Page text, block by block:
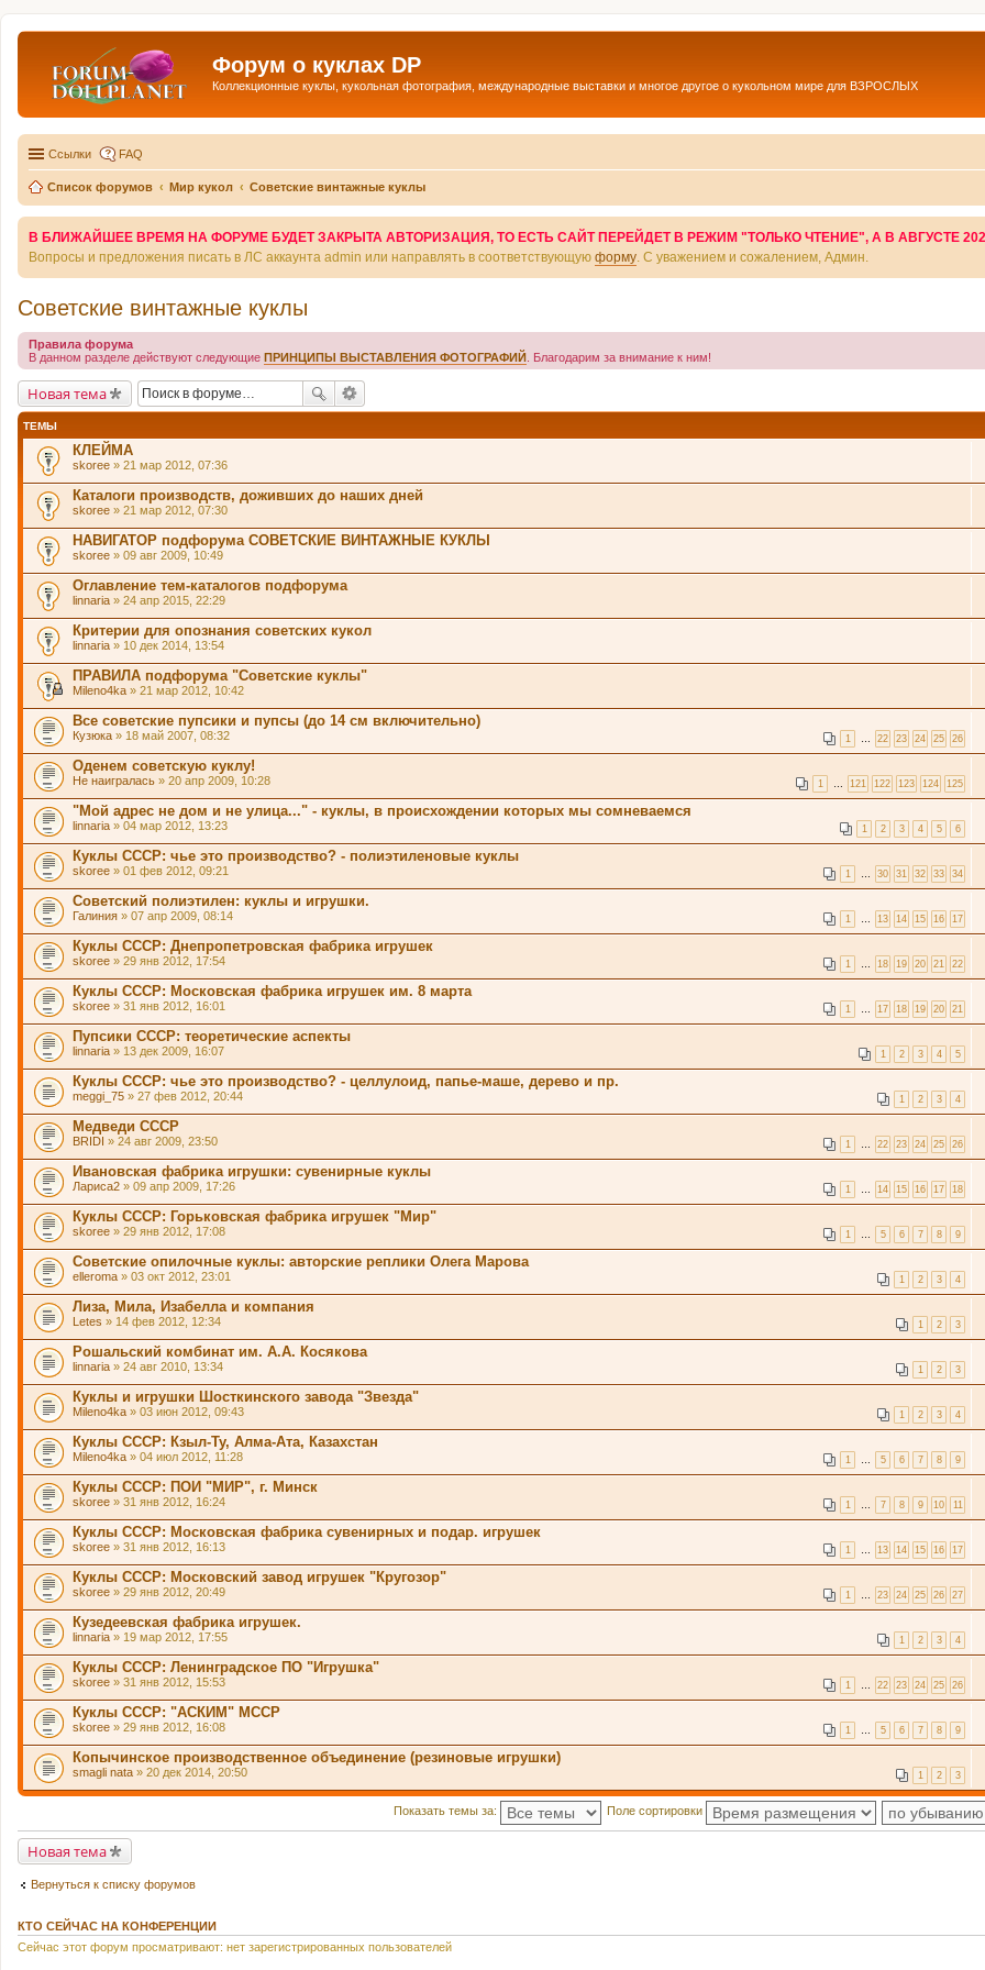
Форум о куклах DP
Коллекционные куклы, кукольная фотография, международные выставки и многое другое о кукольном мире для ВЗРОСЛЫХ
Ссылки FAQ
Список форумов Мир кукол Советские винтажные куклы
В БЛИЖАЙШЕЕ ВРЕМЯ НА ФОРУМЕ БУДЕТ ЗАКРЫТА АВТОРИЗАЦИЯ, ТО ЕСТЬ САЙТ ПЕРЕЙДЕТ В РЕЖИМ "ТОЛЬКО ЧТЕНИЕ", А В АВГУСТЕ
Вопросы и предложения писать в ЛС аккаунта admin или направлять в соответствующую форму . С уважением и сожалением, Админ.
Советские винтажные куклы
Правила форума
В данном разделе действуют следующие ПРИНЦИПЫ ВЫСТАВЛЕНИЯ ФОТОГРАФИЙ . Благодарим за внимание к ним!
Новая тема
ТЕМЫ
КЛЕЙМА
skoree » 21 мар 2012, 07:36
Каталоги производств, доживших до наших дней
skoree » 21 мар 2012, 07:30
НАВИГАТОР подфорума СОВЕТСКИЕ ВИНТАЖНЫЕ КУКЛЫ
skoree » 09 авг 2009, 10:49
Оглавление тем-каталогов подфорума
linnaria » 24 апр 2015, 22:29
Критерии для опознания советских кукол
linnaria » 10 дек 2014, 13:54
ПРАВИЛА подфорума "Советские куклы"
Mileno4ka » 21 мар 2012, 10:42
Все советские пупсики и пупсы (до 14 см включительно)
1 22 23 24 25 26
Кузюка » 18 май 2007, 08:32
Оденем советскую куклу!
1 121 122 123 124 125
Не наигралась » 20 апр 2009, 10:28
"Мой адрес не дом и не улица..." - куклы, в происхождении которых мы сомневаемся
1 2 3 4 5 6
linnaria » 04 мар 2012, 13:23
Куклы СССР: чье это производство? - полиэтиленовые куклы
1 30 31 32 33 34
skoree » 01 фев 2012, 09:21
Советский полиэтилен: куклы и игрушки.
1 13 14 15 16 17
Галиния » 07 апр 2009, 08:14
Куклы СССР: Днепропетровская фабрика игрушек
1 18 19 20 21 22
skoree » 29 янв 2012, 17:54
Куклы СССР: Московская фабрика игрушек им. 8 марта
1 17 18 19 20 21
skoree » 31 янв 2012, 16:01
Пупсики СССР: теоретические аспекты
1 2 3 4 5
linnaria » 13 дек 2009, 16:07
Куклы СССР: чье это производство? - целлулоид, папье-маше, дерево и пр.
1 2 3 4
meggi_75 » 27 фев 2012, 20:44
Медведи СССР
1 22 23 24 25 26
BRIDI » 24 авг 2009, 23:50
Ивановская фабрика игрушки: сувенирные куклы
1 14 15 16 17 18
Лариса2 » 09 апр 2009, 17:26
Куклы СССР: Горьковская фабрика игрушек "Мир"
1 5 6 7 8 9
skoree » 29 янв 2012, 17:08
Советские опилочные куклы: авторские реплики Олега Марова
1 2 3 4
elleroma » 03 окт 2012, 23:01
Лиза, Мила, Изабелла и компания
1 2 3
Letes » 14 фев 2012, 12:34
Рошальский комбинат им. А.А. Косякова
1 2 3
linnaria » 24 авг 2010, 13:34
Куклы и игрушки Шосткинского завода "Звезда"
1 2 3 4
Mileno4ka » 03 июн 2012, 09:43
Куклы СССР: Кзыл-Ту, Алма-Ата, Казахстан
1 5 6 7 8 9
Mileno4ka » 04 июл 2012, 11:28
Куклы СССР: ПОИ "МИР", г. Минск
1 7 8 9 10 11
skoree » 31 янв 2012, 16:24
Куклы СССР: Московская фабрика сувенирных и подар. игрушек
1 13 14 15 16 17
skoree » 31 янв 2012, 16:13
Куклы СССР: Московский завод игрушек "Кругозор"
1 23 24 25 26 27
skoree » 29 янв 2012, 20:49
Кузедеевская фабрика игрушек.
1 2 3 4
linnaria » 19 мар 2012, 17:55
Куклы СССР: Ленинградское ПО "Игрушка"
1 22 23 24 25 26
skoree » 31 янв 2012, 15:53
Куклы СССР: "АСКИМ" МССР
1 5 6 7 8 9
skoree » 29 янв 2012, 16:08
Копычинское производственное объединение (резиновые игрушки)
1 2 3
smagli nata » 20 дек 2014, 20:50
Показать темы за: Поле сортировки
Новая тема
Вернуться к списку форумов
КТО СЕЙЧАС НА КОНФЕРЕНЦИИ
Сейчас этот форум просматривают: нет зарегистрированных пользователей